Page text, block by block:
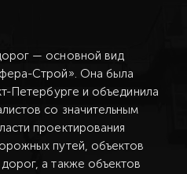
— основной вид
Строй». Она была
Петербурге и объединила
со значительным
проектирования
путей, объектов
а также объектов